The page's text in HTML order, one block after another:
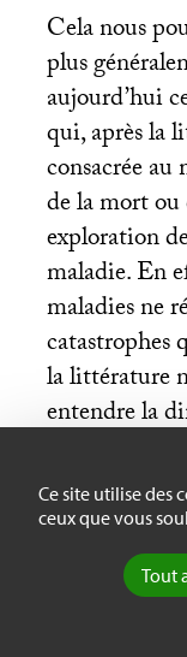
Ce site utilise des
ceux que vous
Tout
Cela nous
plus
aujourd’hui
qui, après la
consacrée
de la mort ou
exploration
maladie. En
maladies ne
catastrophes
la littérature
entendre la
dans les
stigmate
un enjeu de
généralisant